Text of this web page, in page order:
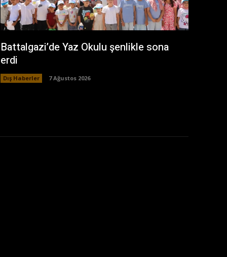
Battalgazi’de Yaz Okulu şenlikle sona
erdi
Dış Haberler 7 Ağustos 2026